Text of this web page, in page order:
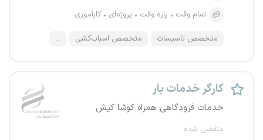
تمام وقت
پاره وقت پروژه‌ای کارآموزی
متخصص تاسیسات متخصص اسباب‌کشی ...
کارگر خدمات بار
خدمات فرودگاهی همراه کوشا کیش
منقضی شده